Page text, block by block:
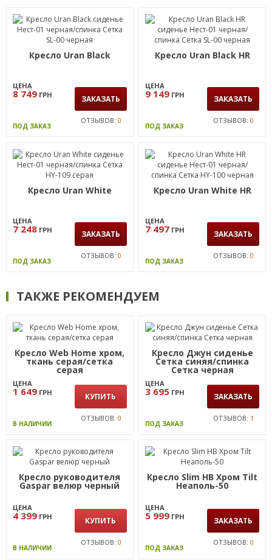
Кресло Uran Black
ЦЕНА
8 749 ГРН ЗАКАЗАТЬ
ПОД ЗАКАЗ
ОТЗЫВОВ: 0
Кресло Uran Black HR
ЦЕНА
9 149 ГРН ЗАКАЗАТЬ
ПОД ЗАКАЗ
ОТЗЫВОВ: 0
Кресло Uran White
ЦЕНА
7 248 ГРН ЗАКАЗАТЬ
ПОД ЗАКАЗ
ОТЗЫВОВ: 0
Кресло Uran White HR
ЦЕНА
7 497 ГРН ЗАКАЗАТЬ
ПОД ЗАКАЗ
ОТЗЫВОВ: 0
ТАКЖЕ РЕКОМЕНДУЕМ
Кресло Web Home хром,
ткань серая/сетка
серая
ЦЕНА
1 649 ГРН КУПИТЬ
В НАЛИЧИИ
ОТЗЫВОВ: 0
Кресло Джун сиденье
Сетка синяя/спинка
Сетка черная
ЦЕНА
3 695 ГРН ЗАКАЗАТЬ
ПОД ЗАКАЗ
ОТЗЫВОВ: 1
Кресло руководителя
Gaspar велюр черный
ЦЕНА
4 399 ГРН КУПИТЬ
В НАЛИЧИИ
ОТЗЫВОВ: 0
Кресло Slim HB Хром Tilt
Неаполь-50
ЦЕНА
5 999 ГРН ЗАКАЗАТЬ
ПОД ЗАКАЗ
ОТЗЫВОВ: 0